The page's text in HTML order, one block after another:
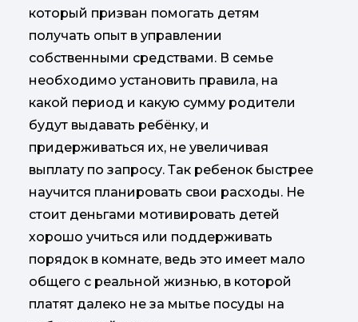
который призван помогать детям
получать опыт в управлении
собственными средствами. В семье
необходимо установить правила, на
какой период и какую сумму родители
будут выдавать ребёнку, и
придерживаться их, не увеличивая
выплату по запросу. Так ребенок быстрее
научится планировать свои расходы. Не
стоит деньгами мотивировать детей
хорошо учиться или поддерживать
порядок в комнате, ведь это имеет мало
общего с реальной жизнью, в которой
платят далеко не за мытье посуды на